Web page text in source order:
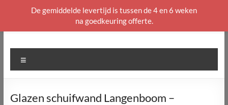
naar
Glazen schuifwand Langenboom –
De gemiddelde levertijd is tussen de 4 en 6 weken
na goedkeuring offerte.